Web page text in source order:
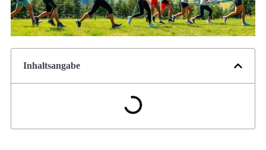
Inhaltsangabe